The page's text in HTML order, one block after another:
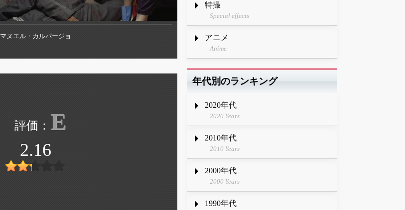
マヌエル・カルバージョ
E
2.16
特撮
Special effects
アニメ
Anime
年代別のランキング
2020年代
2020 Years
2010年代
2010 Years
2000年代
2000 Years
1990年代